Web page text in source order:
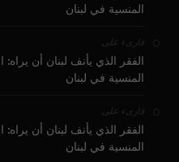
المنسية في لبنان
قارىء على
الفقر الذي يأنف لبنان أن
المنسية في لبنان
قارىء على
الفقر الذي يأنف لبنان أن
المنسية في لبنان